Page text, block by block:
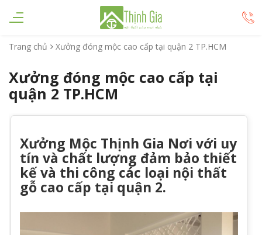
Trang chủ Xưởng đóng mộc cao cấp tại quận 2 TP.HCM
Xưởng đóng mộc cao cấp tại
quận 2 TP.HCM
Xưởng Mộc Thịnh Gia Nơi với uy
tín và chất lượng đảm bảo thiết
kế và thi công các loại nội thất
gỗ cao cấp tại quận 2.